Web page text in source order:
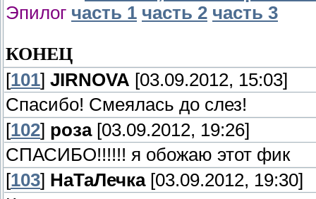
Эпилог часть 1 часть 2 часть 3
КОНЕЦ
[101] JIRNOVA [03.09.2012, 15:03]
Спасибо! Смеялась до слез!
[102] роза[03.09.2012, 19:26]
СПАСИБО!!!!!! я обожаю этот фик
[103] НаТаЛечка[03.09.2012, 19:30]